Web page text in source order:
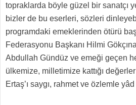
topraklarda böyle güzel bir sanatçı
bizler de bu eserleri, sözleri
programdaki emeklerinden ötürü
Federasyonu Başkanı Hilmi
Abdullah Gündüz ve emeği geçen
ülkemize, milletimize kattığı
Ertaş’ı saygı, rahmet ve özlemle